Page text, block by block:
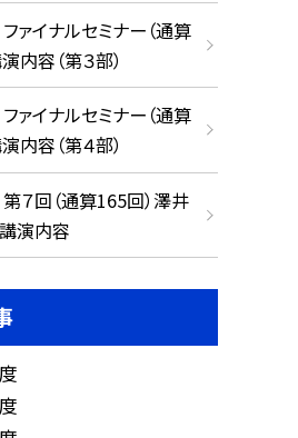
ァイナルセミナー（通算
内容（第３部）
ァイナルセミナー（通算
内容（第４部）
７回（通算165回）澤井
演内容